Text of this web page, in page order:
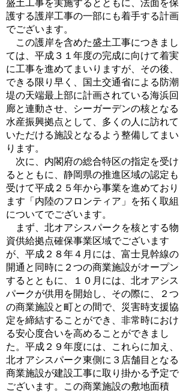
盛土工事を実施するとともに、法面を保
護する護岸工事の一部にも着手する計画
でございます。
この護岸を含めた盛土工事につきまし
ては、平成３１年度の完成に向けて着実
に工事を進めてまいりますが、その後、
できる限り早く、国土交通省による防潮
堤の天端最上部に計画されている海浜回
廊と連動させ、シーガーデンの核となる
水産振興拠点として、多くの人に訪れて
いただける施設となるよう整備してまい
ります。
次に、内閣府の総合特区の指定を受け
るとともに、静岡県の推進区域の認定も
受けて平成２５年から事業を進めており
ます「内陸のフロンティア」を拓く取組
についてでございます。
まず、北オアシスパークを核とする物
資供給拠点確保事業区域でございます
が、平成２８年４月には、富士見幹線の
開通と同時に２つの商業施設がオープン
するとともに、１０月には、北オアシス
パークが供用を開始し、その際に、２つ
の商業施設と町との間で、災害時支援協
定を締結することができ、非常時におけ
る安心度合いを高めることができまし
た。平成２９年度には、これらに加え、
北オアシスパーク東側に３店舗目となる
商業施設が建設工事に取り掛かる予定で
ございます。この商業施設の敷地面積